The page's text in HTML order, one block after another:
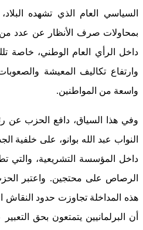
السياسي العام الذي تشهده
بمحاولات صرف الأنظار عن عدد من
داخل الرأي العام الوطني، خاصة
وارتفاع تكاليف المعيشة
واسعة من المواطنين.
وفي هذا السياق، دافع الحزب عن
النواب عبد الله بوانو، على خلفية
داخل المؤسسة التشريعية، والتي
الرصاص على محتجين. واعتبر
هذه المداخلة تجاوزت حدود
أن البرلمانيين يتمتعون بحق